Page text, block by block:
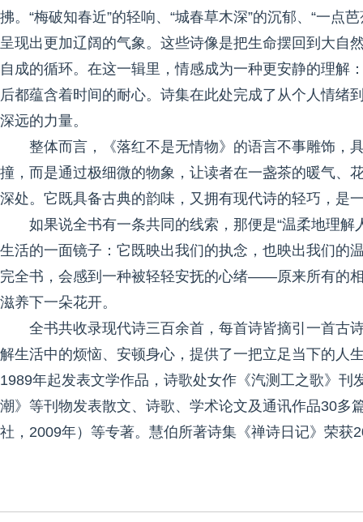
拂。“梅破知春近”的轻响、“城春草木深”的沉郁、“一点
呈现出更加辽阔的气象。这些诗像是把生命摆回到大自
自成的循环。在这一辑里，情感成为一种更安静的理解
后都蕴含着时间的耐心。诗集在此处完成了从个人情绪
深远的力量。
整体而言，《落红不是无情物》的语言不事雕饰，
撞，而是通过极细微的物象，让读者在一盏茶的暖气、
深处。它既具备古典的韵味，又拥有现代诗的轻巧，是
如果说全书有一条共同的线索，那便是“温柔地理
生活的一面镜子：它既映出我们的执念，也映出我们的
完全书，会感到一种被轻轻安抚的心绪——原来所有的
滋养下一朵花开。
全书共收录现代诗三百余首，每首诗皆摘引一首古
解生活中的烦恼、安顿身心，提供了一把立足当下的人
1989年起发表文学作品，诗歌处女作《汽测工之歌》
潮》等刊物发表散文、诗歌、学术论文及通讯作品30多
社，2009年）等专著。慧伯所著诗集《禅诗日记》荣获